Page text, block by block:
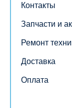
Контакты
Запчасти и
Ремонт
Доставка
Оплата